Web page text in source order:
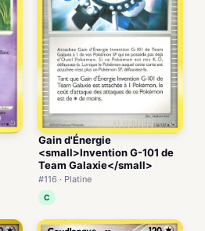
Gain d'Énergie
<small>Invention G-101 de
Team Galaxie</small>
#116 · Platine
C